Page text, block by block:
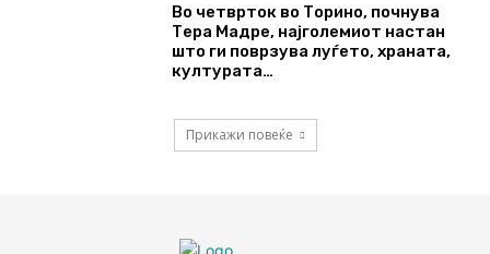
Во четврток во Торино, почнува
Тера Мадре, најголемиот настан
што ги поврзува луѓето, храната,
културата…
Прикажи повеќе